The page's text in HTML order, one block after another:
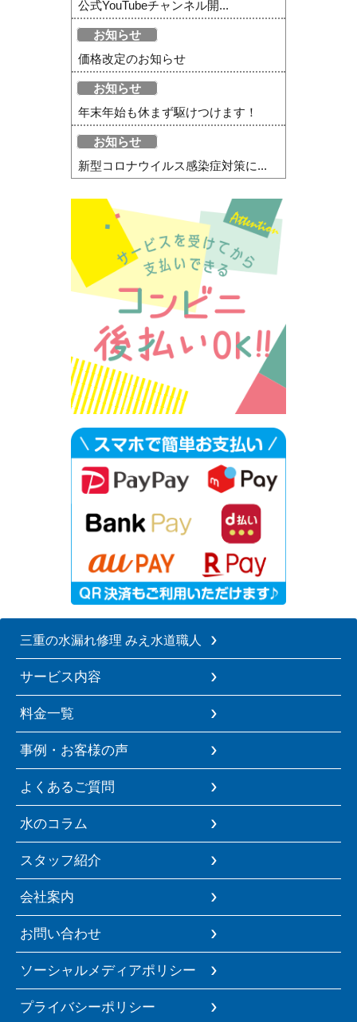
公式YouTubeチャンネル開...
お知らせ
価格改定のお知らせ
お知らせ
年末年始も休まず駆けつけます！
お知らせ
新型コロナウイルス感染症対策に...
三重の水漏れ修理 みえ水道職人
サービス内容
料金一覧
事例・お客様の声
よくあるご質問
水のコラム
スタッフ紹介
会社案内
お問い合わせ
ソーシャルメディアポリシー
プライバシーポリシー